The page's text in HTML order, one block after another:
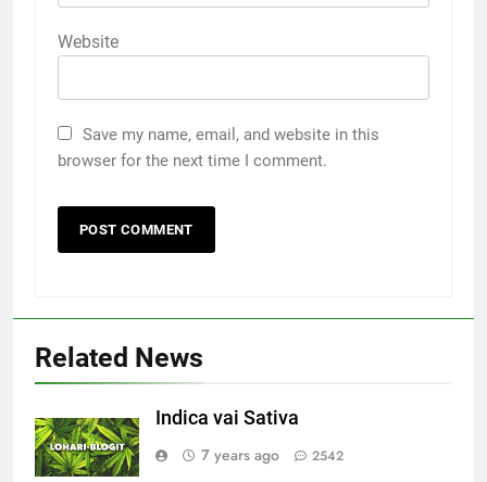
Website
Save my name, email, and website in this
browser for the next time I comment.
Related News
Indica vai Sativa
7 years ago
2542